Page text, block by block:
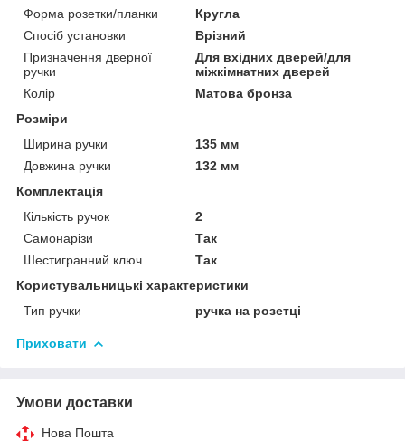
Форма розетки/планки
Кругла
Спосіб установки
Врізний
Призначення дверної
ручки
Для вхідних дверей/для
міжкімнатних дверей
Колір
Матова бронза
Розміри
Ширина ручки
135 мм
Довжина ручки
132 мм
Комплектація
Кількість ручок
2
Самонарізи
Так
Шестигранний ключ
Так
Користувальницькі характеристики
Тип ручки
ручка на розетці
Приховати
Умови доставки
Нова Пошта